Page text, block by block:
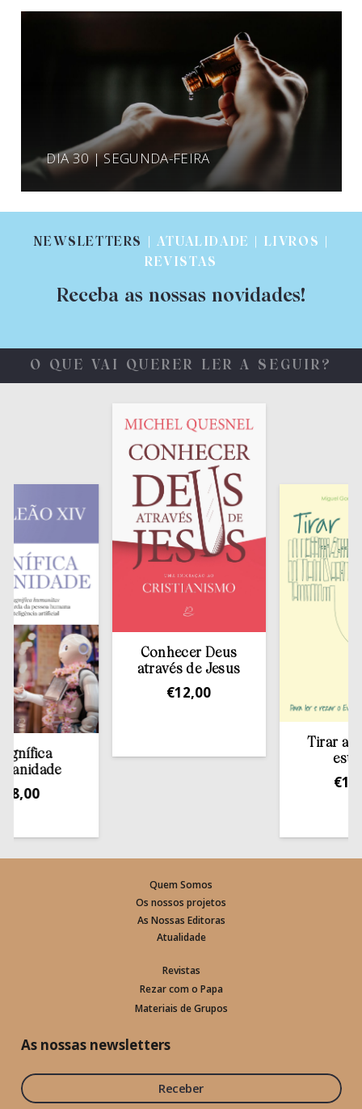
DIA 30 | SEGUNDA-FEIRA
NEWSLETTERS
| ATUALIDADE | LIVROS |
REVISTAS
Receba as nossas novidades!
O QUE VAI QUERER LER A SEGUIR?
Conhecer Deus
através de Jesus
12,00
Tirar a
estante
13,50
Quem Somos
Os nossos projetos
As Nossas Editoras
Atualidade
Revistas
Rezar com o Papa
Materiais de Grupos
As nossas newsletters
Receber